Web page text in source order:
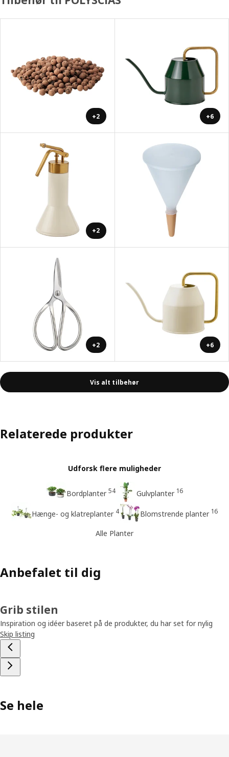
+2 +6
+2
+2 +6
Vis alt tilbehør
Relaterede produkter
Udforsk flere muligheder
Bordplanter 54 Gulvplanter 16
Hænge- og klatreplanter 4 Blomstrende planter 16
Alle Planter
Anbefalet til dig
Grib stilen
Inspiration og idéer baseret på de produkter, du har set for nylig
Skip listing
Se hele